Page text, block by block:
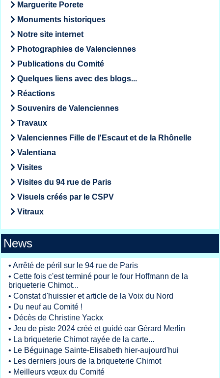
Marguerite Porete
Monuments historiques
Notre site internet
Photographies de Valenciennes
Publications du Comité
Quelques liens avec des blogs...
Réactions
Souvenirs de Valenciennes
Travaux
Valenciennes Fille de l'Escaut et de la Rhônelle
Valentiana
Visites
Visites du 94 rue de Paris
Visuels créés par le CSPV
Vitraux
News
• Arrêté de péril sur le 94 rue de Paris
• Cette fois c'est terminé pour le four Hoffmann de la
briqueterie Chimot...
• Constat d'huissier et article de la Voix du Nord
• Du neuf au Comité !
• Décès de Christine Yackx
• Jeu de piste 2024 créé et guidé oar Gérard Merlin
• La briqueterie Chimot rayée de la carte...
• Le Béguinage Sainte-Elisabeth hier-aujourd'hui
• Les derniers jours de la briqueterie Chimot
• Meilleurs vœux du Comité